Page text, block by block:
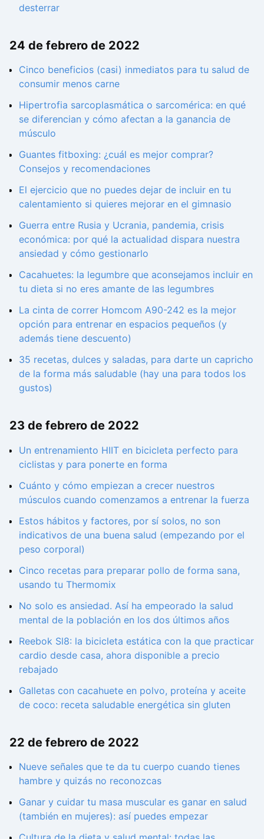
desterrar
24 de febrero de 2022
Cinco beneficios (casi) inmediatos para tu salud de
consumir menos carne
Hipertrofia sarcoplasmática o sarcomérica: en qué
se diferencian y cómo afectan a la ganancia de
músculo
Guantes fitboxing: ¿cuál es mejor comprar?
Consejos y recomendaciones
El ejercicio que no puedes dejar de incluir en tu
calentamiento si quieres mejorar en el gimnasio
Guerra entre Rusia y Ucrania, pandemia, crisis
económica: por qué la actualidad dispara nuestra
ansiedad y cómo gestionarlo
Cacahuetes: la legumbre que aconsejamos incluir en
tu dieta si no eres amante de las legumbres
La cinta de correr Homcom A90-242 es la mejor
opción para entrenar en espacios pequeños (y
además tiene descuento)
35 recetas, dulces y saladas, para darte un capricho
de la forma más saludable (hay una para todos los
gustos)
23 de febrero de 2022
Un entrenamiento HIIT en bicicleta perfecto para
ciclistas y para ponerte en forma
Cuánto y cómo empiezan a crecer nuestros
músculos cuando comenzamos a entrenar la fuerza
Estos hábitos y factores, por sí solos, no son
indicativos de una buena salud (empezando por el
peso corporal)
Cinco recetas para preparar pollo de forma sana,
usando tu Thermomix
No solo es ansiedad. Así ha empeorado la salud
mental de la población en los dos últimos años
Reebok Sl8: la bicicleta estática con la que practicar
cardio desde casa, ahora disponible a precio
rebajado
Galletas con cacahuete en polvo, proteína y aceite
de coco: receta saludable energética sin gluten
22 de febrero de 2022
Nueve señales que te da tu cuerpo cuando tienes
hambre y quizás no reconozcas
Ganar y cuidar tu masa muscular es ganar en salud
(también en mujeres): así puedes empezar